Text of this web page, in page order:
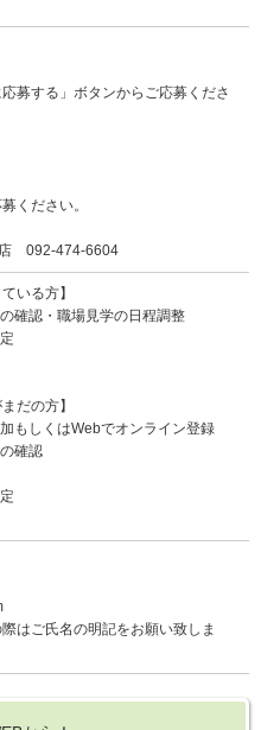
募する」ボタンからご応募くださ
ください。
店 092-474-6604
いる方】
確認・職場見学の日程調整
だの方】
もしくはWebでオンライン登録
確認
はご氏名の明記をお願い致しま